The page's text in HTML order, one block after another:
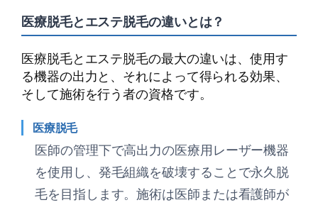
医療脱毛とエステ脱毛の違いとは？
医療脱毛とエステ脱毛の最大の違いは、使用す
る機器の出力と、それによって得られる効果、
そして施術を行う者の資格です。
医療脱毛
医師の管理下で高出力の医療用レーザー機器
を使用し、発毛組織を破壊することで永久脱
毛を目指します。施術は医師または看護師が